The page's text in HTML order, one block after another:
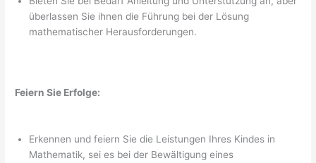
überlassen Sie ihnen die Führung bei der Lösung
mathematischer Herausforderungen.
Feiern Sie Erfolge:
Erkennen und feiern Sie die Leistungen Ihres Kindes in
Mathematik, sei es bei der Bewältigung eines